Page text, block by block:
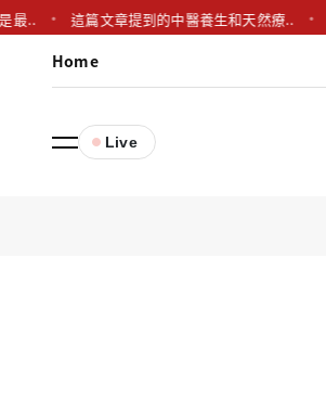
這篇文章提到的中醫養生和天然療.. 這篇
Home
Live